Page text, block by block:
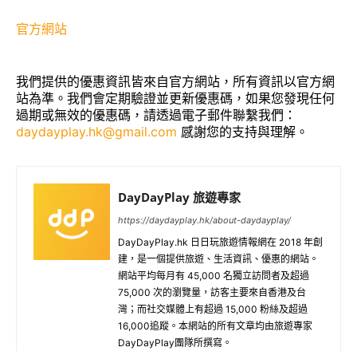
官方網站
我們提供的優惠資訊皆來自官方網站，所有資訊以官方網
站為準。我們會定期驗證並更新優惠碼，如果您發現任何
過期或無效的優惠碼，請透過電子郵件聯繫我們：
daydayplay.hk@gmail.com 感謝您的支持與理解。
DayDayPlay 旅遊專家
https://daydayplay.hk/about-daydayplay/
DayDayPlay.hk 日日玩旅遊情報網在 2018 年創
建，是一個提供旅遊、生活資訊、優惠的網站。
網站平均每月有 45,000 名獨立訪問者及超過
75,000 次的瀏覽量，訪客主要來自香港及台
灣；而社交媒體上有超過 15,000 粉絲及超過
16,000追蹤。本網站的所有文章均由旅遊專家
DayDayPlay團隊所撰寫。